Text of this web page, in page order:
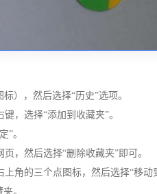
），然后选择“历史”选项。
，选择“添加到收藏夹”。
”。
，然后选择“删除收藏夹”即可。
角的三个点图标，然后选择“移动
。